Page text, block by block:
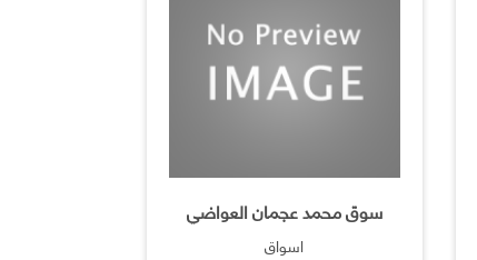
سوق محمد عجمان العواضي
اسواق